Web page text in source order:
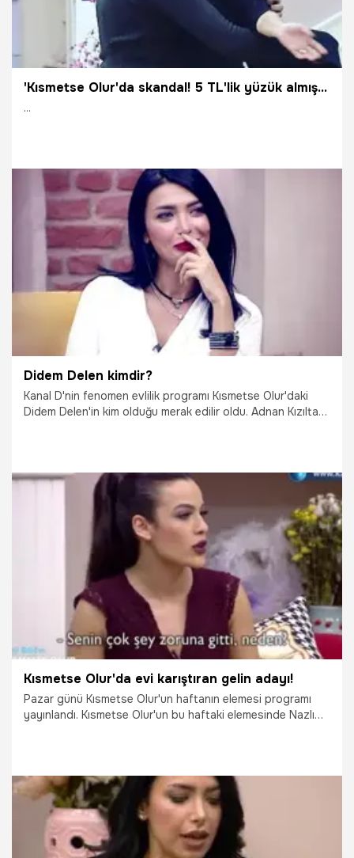
'Kısmetse Olur'da skandal! 5 TL'lik yüzük almış...
...
6.09.2017 Magazin
Didem Delen kimdir?
Kanal D'nin fenomen evlilik programı Kısmetse Olur'daki
Didem Delen'in kim olduğu merak edilir oldu. Adnan Kızıltaş
Kısmetse Olur'da evi karıştıran gelin adayı!
Pazar günü Kısmetse Olur'un haftanın elemesi programı
yayınlandı. Kısmetse Olur'un bu haftaki elemesinde Nazlı
29.09.2021 Gündem